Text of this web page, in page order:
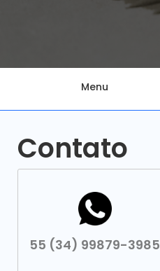
Menu
Contato
55 (34) 99879-3985